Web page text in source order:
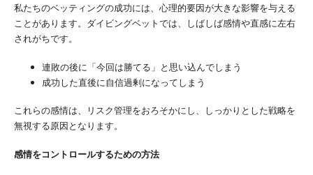
私たちのベッティングの成功には、心理的要因が大きな影響を与える
ことがあります。ダイビングベットでは、しばしば感情や直感に左右
されがちです。
連敗の後に「今回は勝てる」と思い込んでしまう
成功した直後に自信過剰になってしまう
これらの感情は、リスク管理をおろそかにし、しっかりとした戦略を
無視する原因となります。
感情をコントロールするための方法